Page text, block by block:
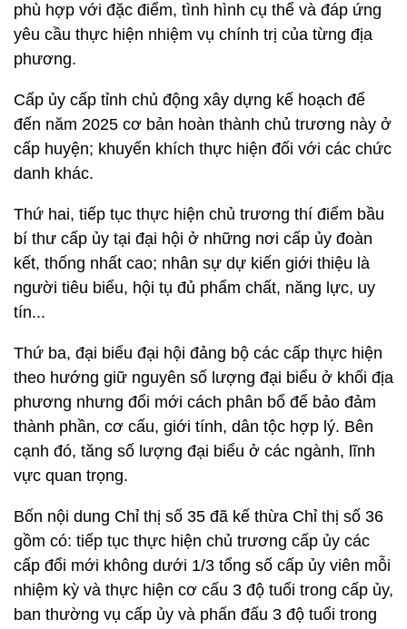
phù hợp với đặc điểm, tình hình cụ thể và đáp ứng
yêu cầu thực hiện nhiệm vụ chính trị của từng địa
phương.
Cấp ủy cấp tỉnh chủ động xây dựng kế hoạch để
đến năm 2025 cơ bản hoàn thành chủ trương này ở
cấp huyện; khuyến khích thực hiện đối với các chức
danh khác.
Thứ hai, tiếp tục thực hiện chủ trương thí điểm bầu
bí thư cấp ủy tại đại hội ở những nơi cấp ủy đoàn
kết, thống nhất cao; nhân sự dự kiến giới thiệu là
người tiêu biểu, hội tụ đủ phẩm chất, năng lực, uy
tín...
Thứ ba, đại biểu đại hội đảng bộ các cấp thực hiện
theo hướng giữ nguyên số lượng đại biểu ở khối địa
phương nhưng đổi mới cách phân bổ để bảo đảm
thành phần, cơ cấu, giới tính, dân tộc hợp lý. Bên
cạnh đó, tăng số lượng đại biểu ở các ngành, lĩnh
vực quan trọng.
Bốn nội dung Chỉ thị số 35 đã kế thừa Chỉ thị số 36
gồm có: tiếp tục thực hiện chủ trương cấp ủy các
cấp đổi mới không dưới 1/3 tổng số cấp ủy viên mỗi
nhiệm kỳ và thực hiện cơ cấu 3 độ tuổi trong cấp ủy,
ban thường vụ cấp ủy và phấn đấu 3 độ tuổi trong